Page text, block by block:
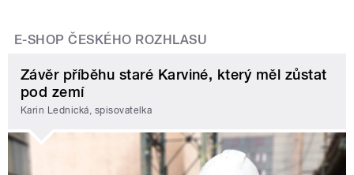
E-SHOP ČESKÉHO ROZHLASU
Závěr příběhu staré Karviné, který měl zůstat
pod zemí
Karin Lednická, spisovatelka